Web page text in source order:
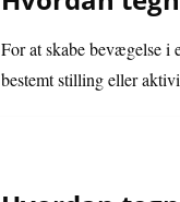
For at skabe bevægelse i
bestemt stilling eller